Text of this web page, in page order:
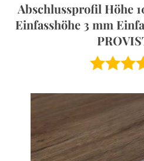
Abschlussprofil Höhe
Einfasshöhe 3 mm